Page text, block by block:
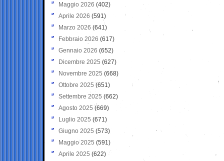
Maggio 2026 (402)
Aprile 2026 (591)
Marzo 2026 (641)
Febbraio 2026 (617)
Gennaio 2026 (652)
Dicembre 2025 (627)
Novembre 2025 (668)
Ottobre 2025 (651)
Settembre 2025 (662)
Agosto 2025 (669)
Luglio 2025 (671)
Giugno 2025 (573)
Maggio 2025 (591)
Aprile 2025 (622)